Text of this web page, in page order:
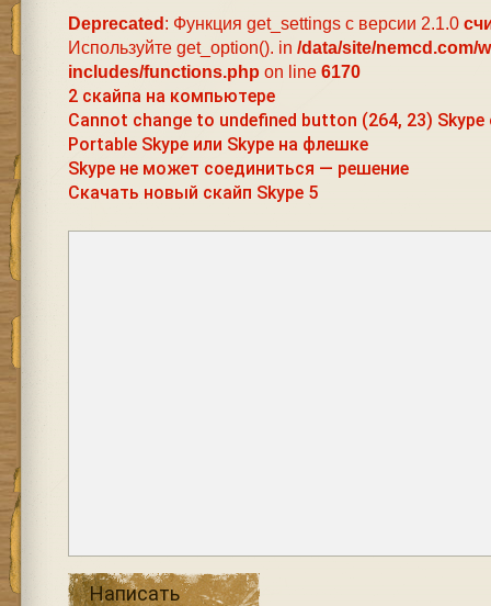
Deprecated : Функция get_settings с версии 2.1.0
Используйте get_option(). in /data/site/nemcd.com/
includes/functions.php on line 6170
2 скайпа на компьютере
Cannot change to undefined button (264, 23)
Portable Skype или Skype на флешке
Skype не может соединиться — решение
Скачать новый скайп Skype 5
Написать